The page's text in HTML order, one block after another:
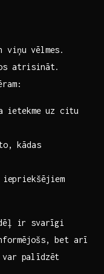
vēlmes.
atrisināt.
ietekme uz citu
kādas
iepriekšējiem
ir svarīgi
bet arī
var ‌palīdzēt